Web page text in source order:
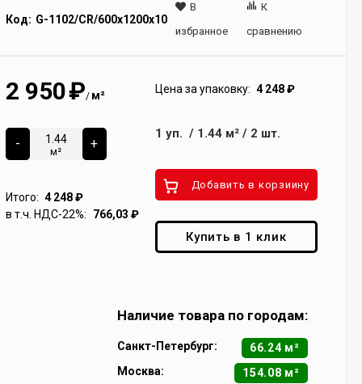
Код: G-1102/CR/600x1200x10
В
избранное
К
сравнению
2 950₽/ м²
-
м²
+
Итого: 4 248₽
в т.ч. НДС-22%:
766,03 ₽
Цена за упаковку: 4 248₽
1 уп. / 1.44м²/ 2 шт.
Добавить в корзиину
Купить в 1 клик
Наличие товара по городам:
Санкт-Петербург:
66.24 м²
Москва:
154.08 м²